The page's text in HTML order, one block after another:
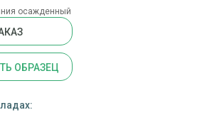
осажденный
ОБРАЗЕЦ